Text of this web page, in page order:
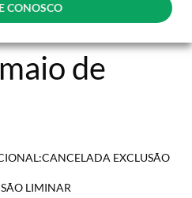
CONOSCO
de
EXCLUSÃO
LIMINAR